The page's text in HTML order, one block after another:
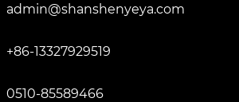
admin@shanshenyeya.com
+86-13327929519
0510-85589466